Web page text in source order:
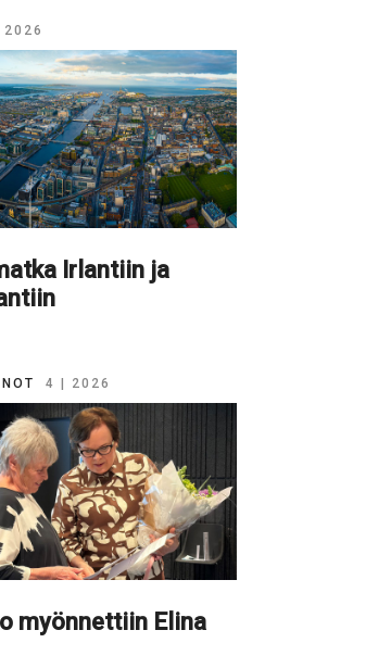
Irlantiin ja
4 | 2026
myönnettiin Elina